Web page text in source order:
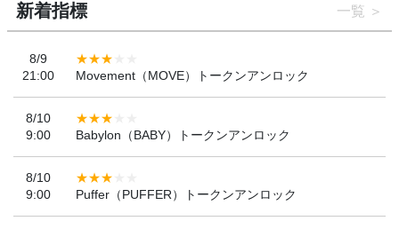
新着指標 一覧
8/9
21:00
Movement（MOVE）トークンアンロック
8/10
9:00
Babylon（BABY）トークンアンロック
8/10
9:00
Puffer（PUFFER）トークンアンロック